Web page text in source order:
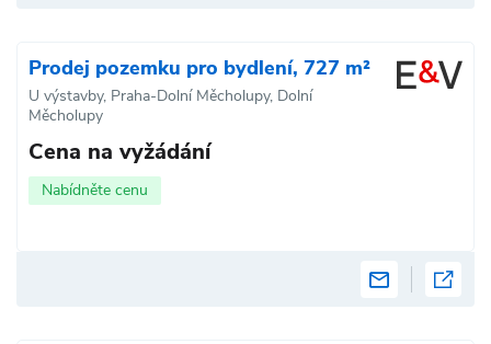
Prodej pozemku pro bydlení, 727 m²
U výstavby, Praha-Dolní Měcholupy, Dolní
Měcholupy
Cena na vyžádání
Nabídněte cenu